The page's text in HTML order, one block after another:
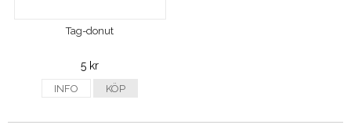
Tag-donut
5 kr
INFO KÖP